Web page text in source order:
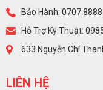
Bảo Hành: 0707
Hỗ Trợ Kỹ Thuật:
633 Nguyễn Chí
LIÊN HỆ